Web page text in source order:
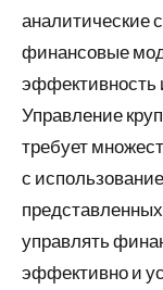
аналитические
финансовые
эффективность
Управление
требует
с
управлять
эффективно и